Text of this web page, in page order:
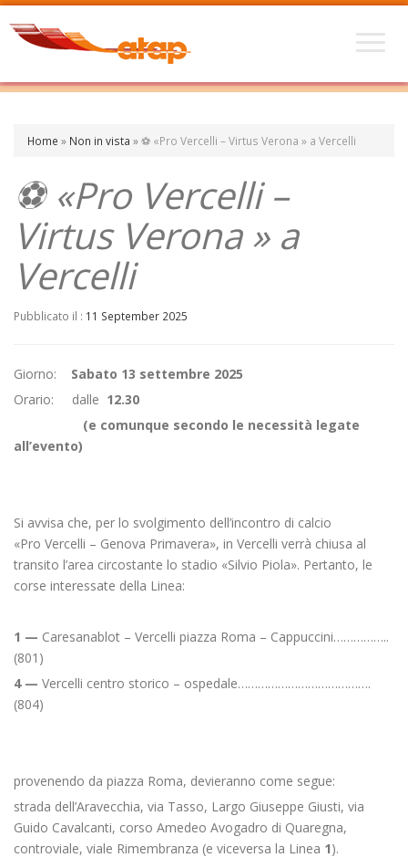
Home » Non in vista »⚽ «Pro Vercelli – Virtus Verona » a Vercelli
⚽ «Pro Vercelli –
Virtus Verona » a
Vercelli
Pubblicato il : 11 September 2025
Giorno: Sabato 13 settembre 2025
Orario: dalle 12.30
(e comunque secondo le necessità legate
all’evento)
Si avvisa che, per lo svolgimento dell’incontro di calcio
«Pro Vercelli – Genova Primavera», in Vercelli verrà chiusa al
transito l’area circostante lo stadio «Silvio Piola». Pertanto, le
corse interessate della Linea:
1 — Caresanablot – Vercelli piazza Roma – Cappuccini……………..
(801)
4 — Vercelli centro storico – ospedale………………………………….
(804)
provenendo da piazza Roma, devieranno come segue:
strada dell’Aravecchia, via Tasso, Largo Giuseppe Giusti, via
Guido Cavalcanti, corso Amedeo Avogadro di Quaregna,
controviale, viale Rimembranza (e viceversa la Linea 1).